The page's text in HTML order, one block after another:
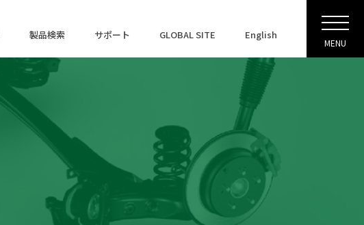
製品検索 サポート GLOBAL SITE English
MENU